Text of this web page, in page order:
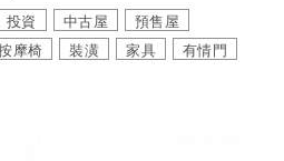
投資 中古屋
預售屋
摩椅 裝潢 家具
有情門